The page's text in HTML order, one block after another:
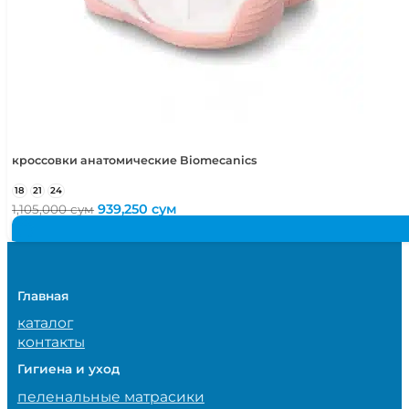
кроссовки анатомические Biomecanics
18 21 24
1,105,000сум Первоначальная
цена
1,105,000 сум.
939,250сум
цена:
Главная
каталог
контакты
Гигиена и уход
пеленальные матрасики